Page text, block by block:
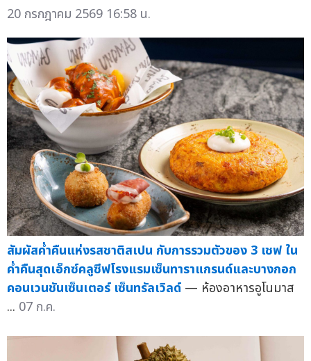
20 กรกฎาคม 2569 16:58 น.
สัมผัสค่ำคืนแห่งรสชาติสเปน กับการรวมตัวของ 3 เชฟ ใน
ค่ำคืนสุดเอ็กซ์คลูซีฟโรงแรมเซ็นทาราแกรนด์และบางกอก
คอนเวนชันเซ็นเตอร์ เซ็นทรัลเวิลด์ — ห้องอาหารอูโนมาส
... 07 ก.ค.